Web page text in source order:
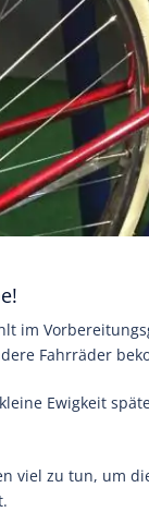
im
Fahrräder
Ewigkeit
viel zu tun, um